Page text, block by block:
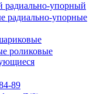
радиально-упорный
радиально-упорные
роликовые
89